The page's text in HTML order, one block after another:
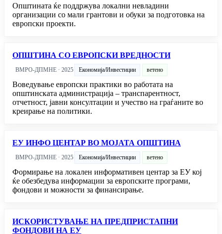
Општината ќе поддржува локални невладини
организации со мали грантови и обуки за подготовка на
европски проекти.
ОПШТИНА СО ЕВРОПСКИ ВРЕДНОСТИ
ВМРО-ДПМНЕ · 2025 Економија/Инвестиции ветено
Воведување европски практики во работата на
општинската администрација – транспарентност,
отчетност, јавни консултации и учество на граѓаните во
креирање на политики.
ЕУ ИНФО ЦЕНТАР ВО МОЈАТА ОПШТИНА
ВМРО-ДПМНЕ · 2025 Економија/Инвестиции ветено
Формирање на локален информативен центар за ЕУ кој
ќе обезбедува информации за европските програми,
фондови и можности за финансирање.
ИСКОРИСТУВАЊЕ НА ПРЕДПРИСТАПНИ
ФОНДОВИ НА ЕУ